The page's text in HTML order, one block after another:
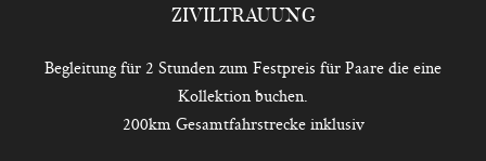
ZIVILTRAUUNG
Begleitung für 2 Stunden zum Festpreis für Paare die eine
Kollektion buchen.
200km Gesamtfahrstrecke inklusiv